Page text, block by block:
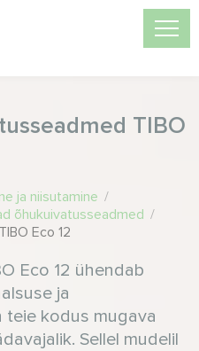
TIBO
ja niisutamine /
õhukuivatusseadmed /
Eco 12
Eco 12 ühendab
ja
teie kodus mugava
Sellel mudelil